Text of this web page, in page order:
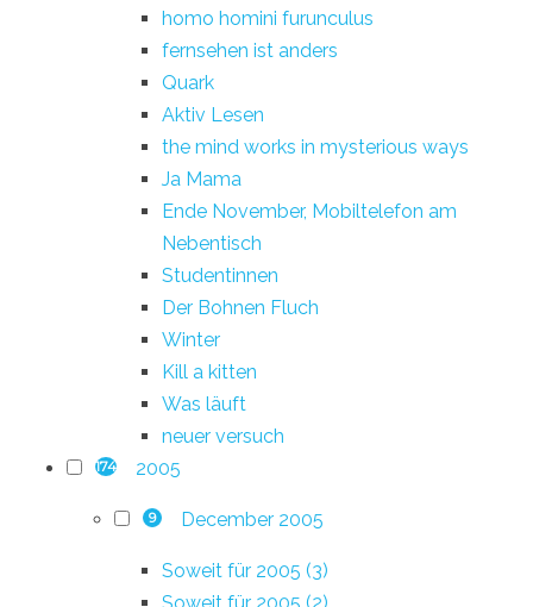
homo homini furunculus
fernsehen ist anders
Quark
Aktiv Lesen
the mind works in mysterious ways
Ja Mama
Ende November, Mobiltelefon am
Nebentisch
Studentinnen
Der Bohnen Fluch
Winter
Kill a kitten
Was läuft
neuer versuch
174 2005
9 December 2005
Soweit für 2005 (3)